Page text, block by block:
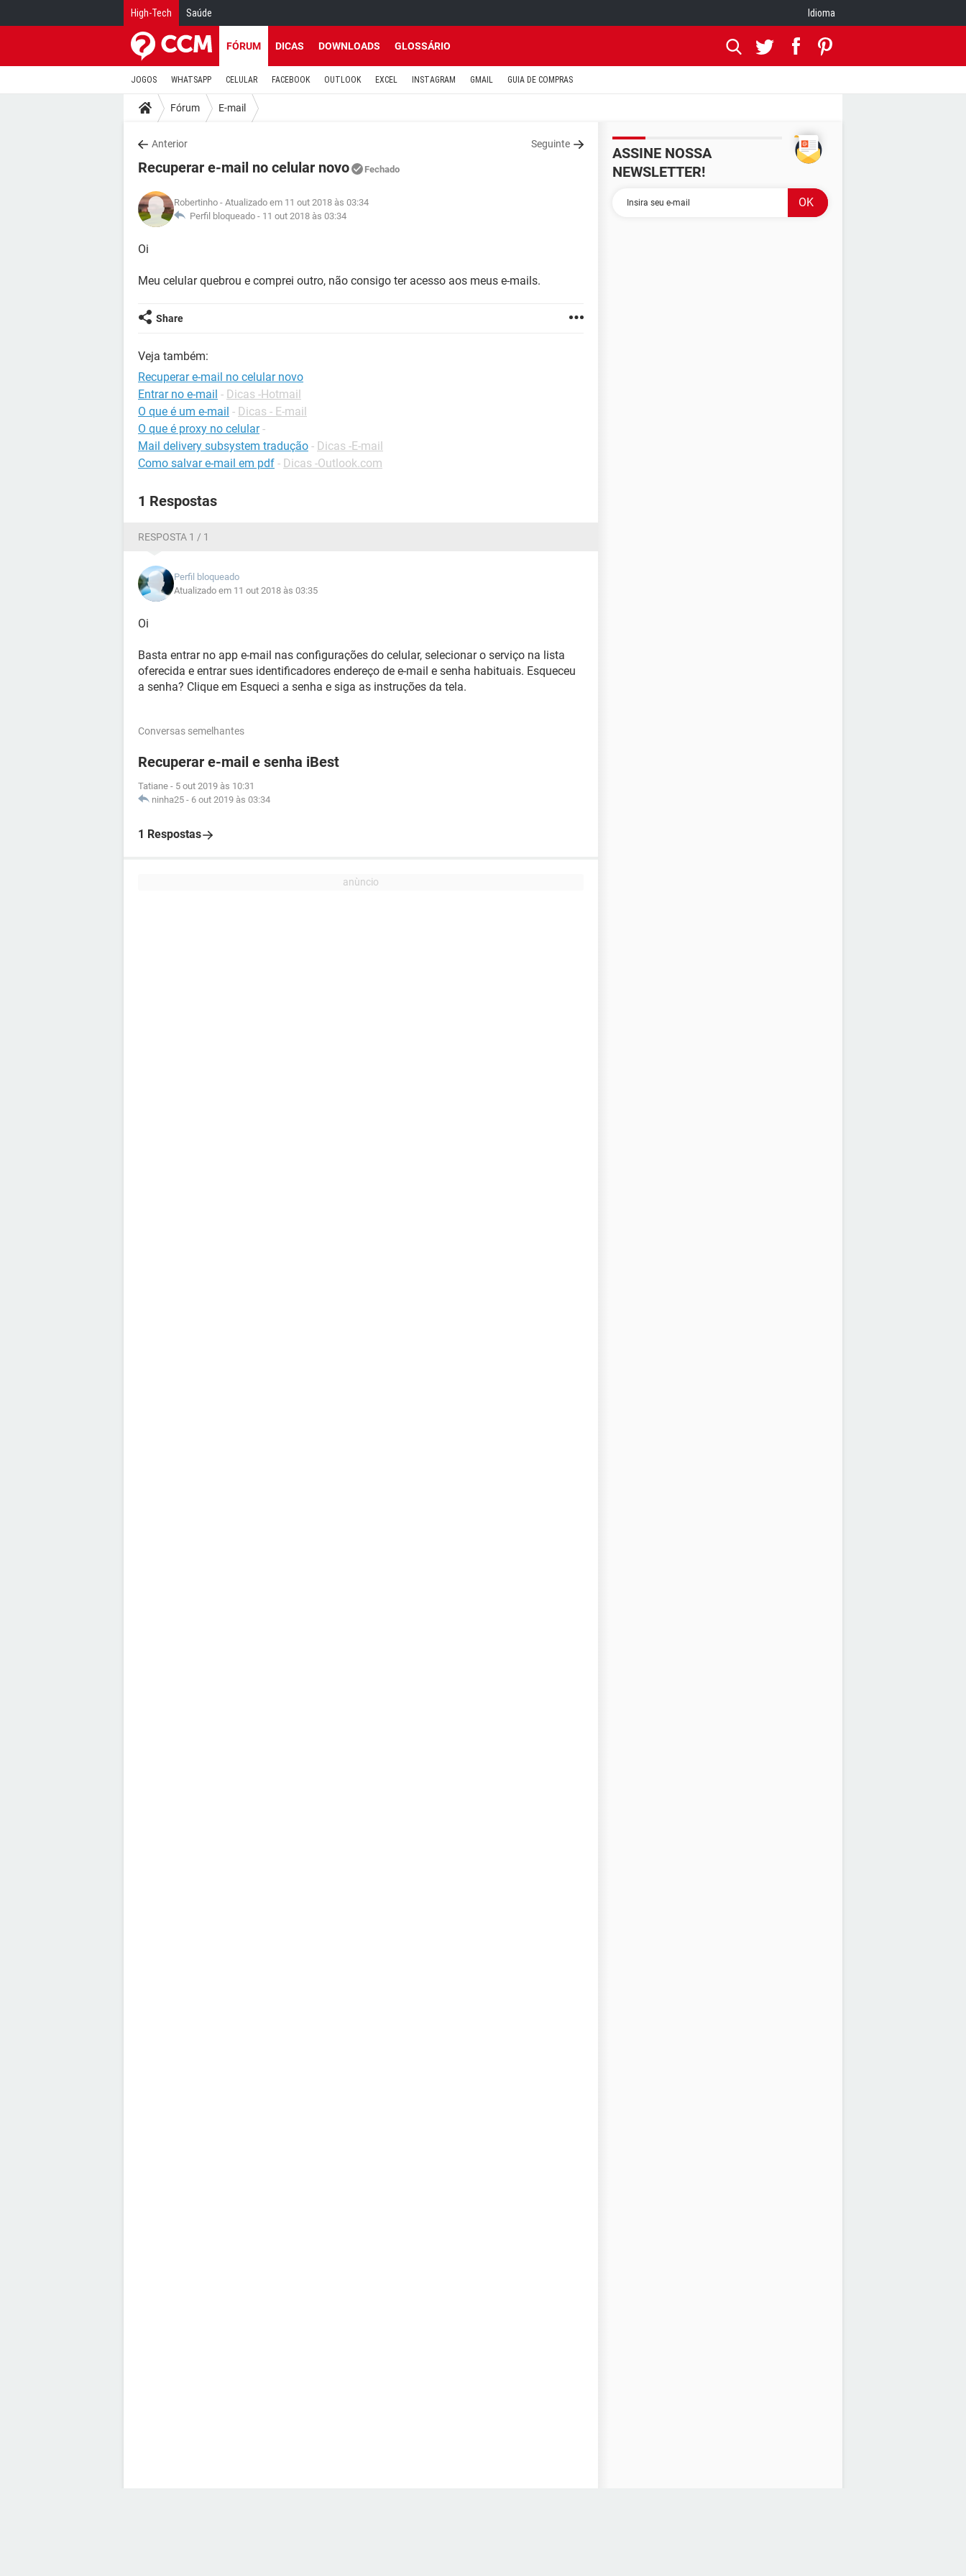
High-Tech Saúde Idioma
FÓRUM DICAS DOWNLOADS GLOSSÁRIO
JOGOS WHATSAPP CELULAR FACEBOOK OUTLOOK EXCEL INSTAGRAM GMAIL GUIA DE COMPRAS
Fórum E-mail
Anterior Seguinte
Recuperar e-mail no celular novo Fechado
Robertinho - Atualizado em 11 out 2018 às 03:34
Perfil bloqueado - 11 out 2018 às 03:34
Oi
Meu celular quebrou e comprei outro, não consigo ter acesso aos meus e-mails.
Share
Veja também:
Recuperar e-mail no celular novo
Entrar no e-mail - Dicas -Hotmail
O que é um e-mail - Dicas - E-mail
O que é proxy no celular -
Mail delivery subsystem tradução - Dicas -E-mail
Como salvar e-mail em pdf - Dicas -Outlook.com
1 Respostas
RESPOSTA 1 / 1
Perfil bloqueado
Atualizado em 11 out 2018 às 03:35
Oi
Basta entrar no app e-mail nas configurações do celular, selecionar o serviço na lista
oferecida e entrar sues identificadores endereço de e-mail e senha habituais. Esqueceu
a senha? Clique em Esqueci a senha e siga as instruções da tela.
Conversas semelhantes
Recuperar e-mail e senha iBest
Tatiane - 5 out 2019 às 10:31
ninha25 - 6 out 2019 às 03:34
1 Respostas
ASSINE NOSSA
NEWSLETTER!